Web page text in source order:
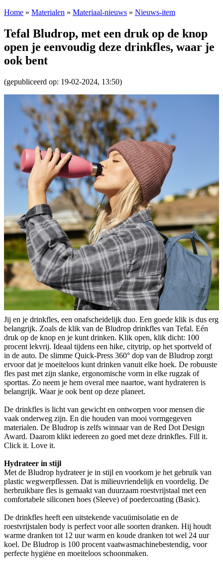
Home » Materialen » Materiaal-nieuws » Nieuws-item
Tefal Bludrop, met een druk op de knop
open je eenvoudig deze drinkfles, waar je
ook bent
(gepubliceerd op: 19-02-2024, 13:50)
Jij en je drinkfles, een onafscheidelijk duo. Een goede klik is dus erg
belangrijk. Zoals de klik van de Bludrop drinkfles van Tefal. Eén
druk op de knop en je kunt drinken. Klik open, klik dicht: 100
procent lekvrij. Ideaal tijdens een hike, citytrip, op het sportveld of
in de auto. De slimme Quick-Press 360° dop van de Bludrop zorgt
ervoor dat je moeiteloos kunt drinken vanuit elke hoek. De robuuste
fles past met zijn slanke, ergonomische vorm in elke rugzak of
sporttas. Zo neem je hem overal mee naartoe, want hydrateren is
belangrijk. Waar je ook bent op deze planeet.
De drinkfles is licht van gewicht en ontworpen voor mensen die
vaak onderweg zijn. En die houden van mooi vormgegeven
materialen. De Bludrop is zelfs winnaar van de Red Dot Design
Award. Daarom klikt iedereen zo goed met deze drinkfles. Fill it.
Click it. Love it.
Hydrateer in stijl
Met de Bludrop hydrateer je in stijl en voorkom je het gebruik van
plastic wegwerpflessen. Dat is milieuvriendelijk en voordelig. De
herbruikbare fles is gemaakt van duurzaam roestvrijstaal met een
comfortabele siliconen hoes (Sleeve) of poedercoating (Basic).
De drinkfles heeft een uitstekende vacuümisolatie en de
roestvrijstalen body is perfect voor alle soorten dranken. Hij houdt
warme dranken tot 12 uur warm en koude dranken tot wel 24 uur
koel. De Bludrop is 100 procent vaatwasmachinebestendig, voor
perfecte hygiëne en moeiteloos schoonmaken.